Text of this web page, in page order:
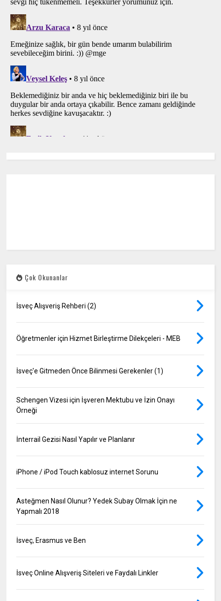
Çok Okunanlar
İsveç Alışveriş Rehberi (2)
Öğretmenler için Hizmet Birleştirme Dilekçeleri - MEB
İsveç'e Gitmeden Önce Bilinmesi Gerekenler (1)
Schengen Vizesi için İşveren Mektubu ve İzin Onayı
Örneği
İnterrail Gezisi Nasıl Yapılır ve Planlanır
iPhone / iPod Touch kablosuz internet Sorunu
Asteğmen Nasıl Olunur? Yedek Subay Olmak İçin ne
Yapmalı 2018
İsveç, Erasmus ve Ben
İsveç Online Alışveriş Siteleri ve Faydalı Linkler